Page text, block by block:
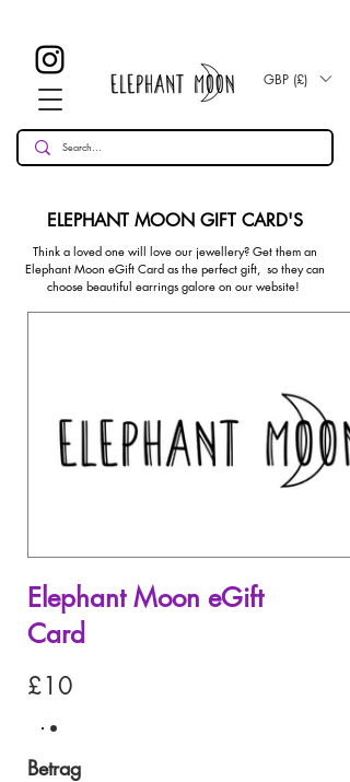
GBP (£)
ELEPHANT MOON GIFT CARD'S
Think a loved one will love our jewellery? Get them an
Elephant Moon eGift Card as the perfect gift, so they can
choose beautiful earrings galore on our website!
Elephant Moon eGift
Card
£10
Betrag